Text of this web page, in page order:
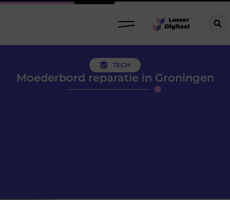
TECH
Moederbord reparatie in Groningen